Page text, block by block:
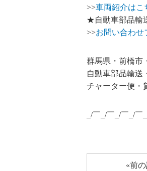
>>車両紹介はこ
★自動車部品輸
>>お問い合わせ
群馬県・前橋市
自動車部品輸送
チャーター便・
_/￣_/￣_/￣_/
«前